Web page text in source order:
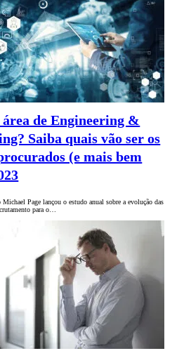
de Engineering &
Saiba quais vão ser os
(e mais bem
Michael Page lançou o estudo anual sobre a evolução das
para o…